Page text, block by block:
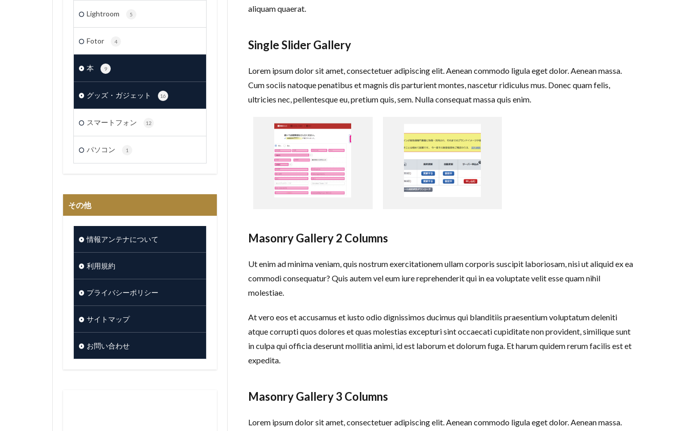
aliquam quaerat.
Single Slider Gallery
Lorem ipsum dolor sit amet, consectetuer adipiscing elit. Aenean commodo ligula eget dolor. Aenean massa.
Cum sociis natoque penatibus et magnis dis parturient montes, nascetur ridiculus mus. Donec quam felis,
ultricies nec, pellentesque eu, pretium quis, sem. Nulla consequat massa quis enim.
Masonry Gallery 2 Columns
Ut enim ad minima veniam, quis nostrum exercitationem ullam corporis suscipit laboriosam, nisi ut aliquid ex ea
commodi consequatur? Quis autem vel eum iure reprehenderit qui in ea voluptate velit esse quam nihil
molestiae.
At vero eos et accusamus et iusto odio dignissimos ducimus qui blanditiis praesentium voluptatum deleniti
atque corrupti quos dolores et quas molestias excepturi sint occaecati cupiditate non provident, similique sunt
in culpa qui officia deserunt mollitia animi, id est laborum et dolorum fuga. Et harum quidem rerum facilis est et
expedita.
Masonry Gallery 3 Columns
Lorem ipsum dolor sit amet, consectetuer adipiscing elit. Aenean commodo ligula eget dolor. Aenean massa.
Lightroom 5
Fotor 4
本 9
グッズ・ガジェット 16
スマートフォン 12
パソコン 1
その他
情報アンテナについて
利用規約
プライバシーポリシー
サイトマップ
お問い合わせ